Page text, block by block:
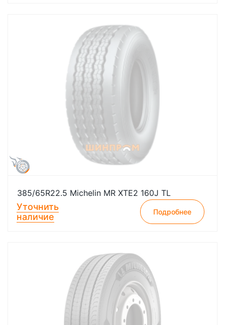
385/65R22.5 Michelin MR XTE2 160J TL
Уточнить
наличие
Подробнее